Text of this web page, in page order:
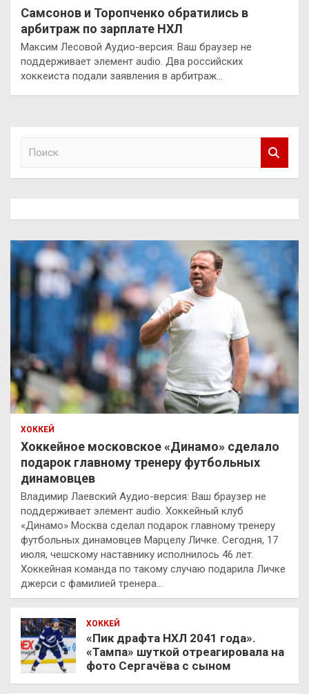
Самсонов и Торопченко обратились в
арбитраж по зарплате НХЛ
Максим Лесовой Аудио-версия: Ваш браузер не
поддерживает элемент audio. Два российских
хоккеиста подали заявления в арбитраж…
ХОККЕЙ
Хоккейное московское «Динамо» сделало
подарок главному тренеру футбольных
динамовцев
Владимир Лаевский Аудио-версия: Ваш браузер не
поддерживает элемент audio. Хоккейный клуб
«Динамо» Москва сделал подарок главному тренеру
футбольных динамовцев Марцелу Личке. Сегодня, 17
июля, чешскому наставнику исполнилось 46 лет.
Хоккейная команда по такому случаю подарила Личке
джерси с фамилией тренера…
ХОККЕЙ
«Пик драфта НХЛ 2041 года».
«Тампа» шуткой отреагировала на
фото Сергачёва с сыном